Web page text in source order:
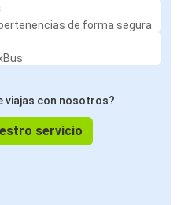
de forma segura
viajas con nosotros?
servicio